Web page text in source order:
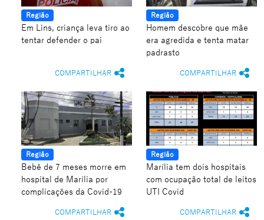
Região
Em Lins, criança leva tiro ao
tentar defender o pai
COMPARTILHAR
Região
Homem descobre que mãe
era agredida e tenta matar
padrasto
COMPARTILHAR
Região
Bebê de 7 meses morre em
hospital de Marília por
complicações da Covid-19
COMPARTILHAR
Região
Marília tem dois hospitais
com ocupação total de leitos
UTI Covid
COMPARTILHAR